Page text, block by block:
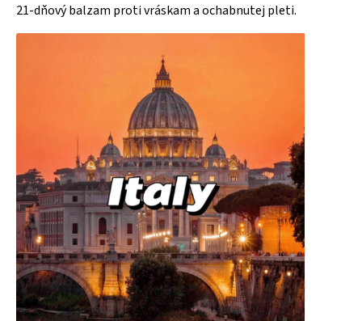
21-dňový balzam proti vráskam a ochabnutej pleti.